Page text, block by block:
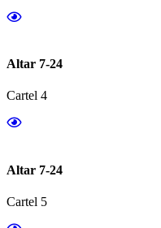
Altar 7-24
Cartel 4
Altar 7-24
Cartel 5